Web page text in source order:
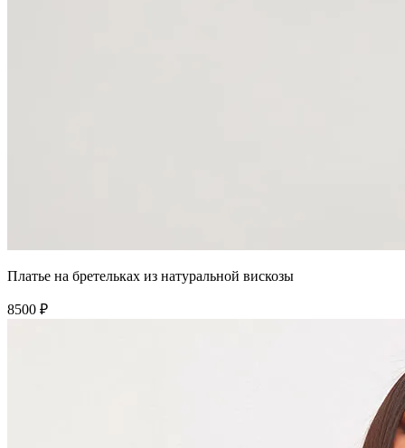
Платье на бретельках из натуральной вискозы
8500 ₽